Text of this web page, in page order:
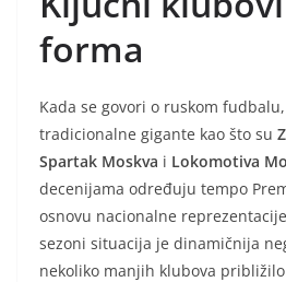
forma
Kada se govori o ruskom
tradicionalne gigante kao što su
Spartak Moskva i Lokomotiva
decenijama određuju tempo
osnovu nacionalne
sezoni situacija je dinamičnija
nekoliko manjih klubova